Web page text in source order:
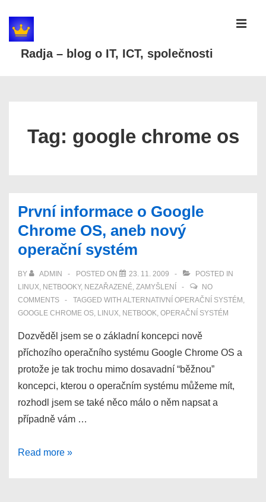
Skip
Radja – blog o IT, ICT, společnosti
Tag: google chrome os
První informace o Google
Chrome OS, aneb nový
operační systém
BY ADMIN POSTED ON 23. 11. 2009
POSTED IN
LINUX, NETBOOKY, NEZAŘAZENÉ, ZAMYŠLENÍ
NO
COMMENTS
TAGGED WITH ALTERNATIVNÍ OPERAČNÍ SYSTÉM ,
GOOGLE CHROME OS, LINUX, NETBOOK, OPERAČNÍ SYSTÉM
Dozvěděl jsem se o základní koncepci nově
příchozího operačního systému Google Chrome OS a
protože je tak trochu mimo dosavadní “běžnou”
koncepci, kterou o operačním systému můžeme mít,
rozhodl jsem se také něco málo o něm napsat a
případně vám …
První
Read more »